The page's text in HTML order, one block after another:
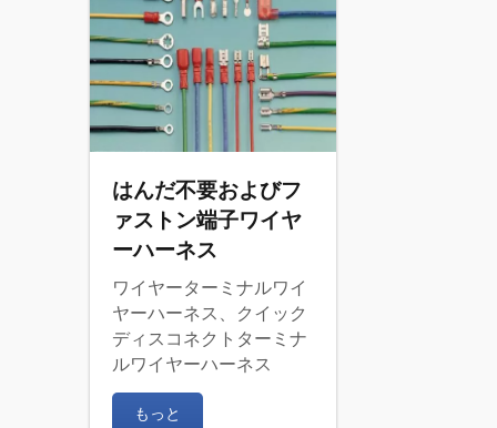
はんだ不要およびフ
ァストン端子ワイヤ
ーハーネス
ワイヤーターミナルワイ
ヤーハーネス、クイック
ディスコネクトターミナ
ルワイヤーハーネス
もっと